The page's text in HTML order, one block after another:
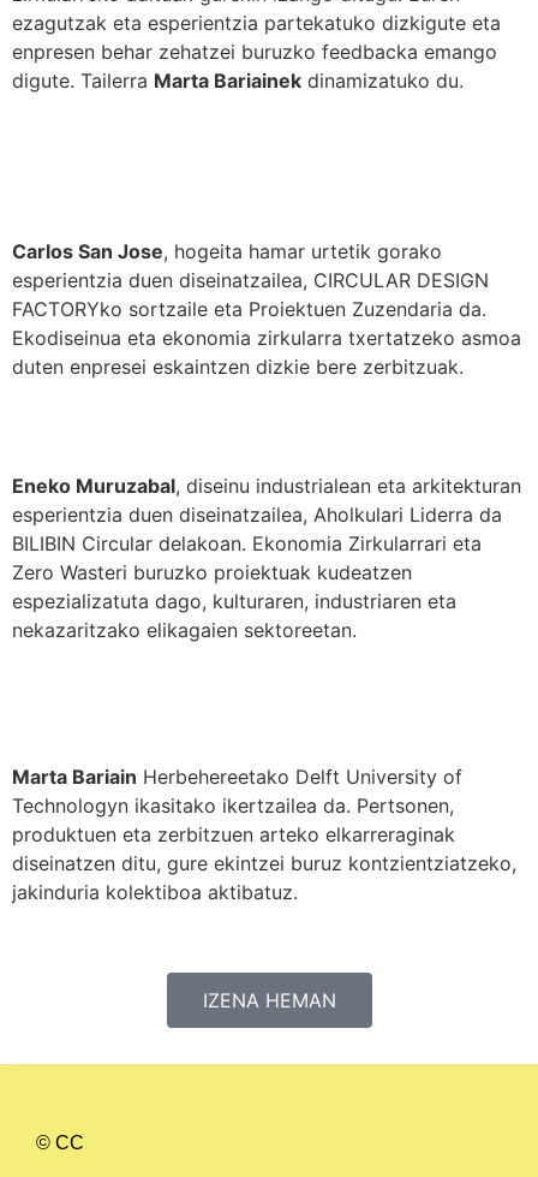
ezagutzak eta esperientzia partekatuko dizkigute eta
enpresen behar zehatzei buruzko feedbacka emango
digute. Tailerra Marta Bariainek dinamizatuko du.
Carlos San Jose, hogeita hamar urtetik gorako
esperientzia duen diseinatzailea, CIRCULAR DESIGN
FACTORYko sortzaile eta Proiektuen Zuzendaria da.
Ekodiseinua eta ekonomia zirkularra txertatzeko asmoa
duten enpresei eskaintzen dizkie bere zerbitzuak.
Eneko Muruzabal, diseinu industrialean eta arkitekturan
esperientzia duen diseinatzailea, Aholkulari Liderra da
BILIBIN Circular delakoan. Ekonomia Zirkularrari eta
Zero Wasteri buruzko proiektuak kudeatzen
espezializatuta dago, kulturaren, industriaren eta
nekazaritzako elikagaien sektoreetan.
Marta Bariain Herbehereetako Delft University of
Technologyn ikasitako ikertzailea da. Pertsonen,
produktuen eta zerbitzuen arteko elkarreraginak
diseinatzen ditu, gure ekintzei buruz kontzientziatzeko,
jakinduria kolektiboa aktibatuz.
IZENA HEMAN
© CC